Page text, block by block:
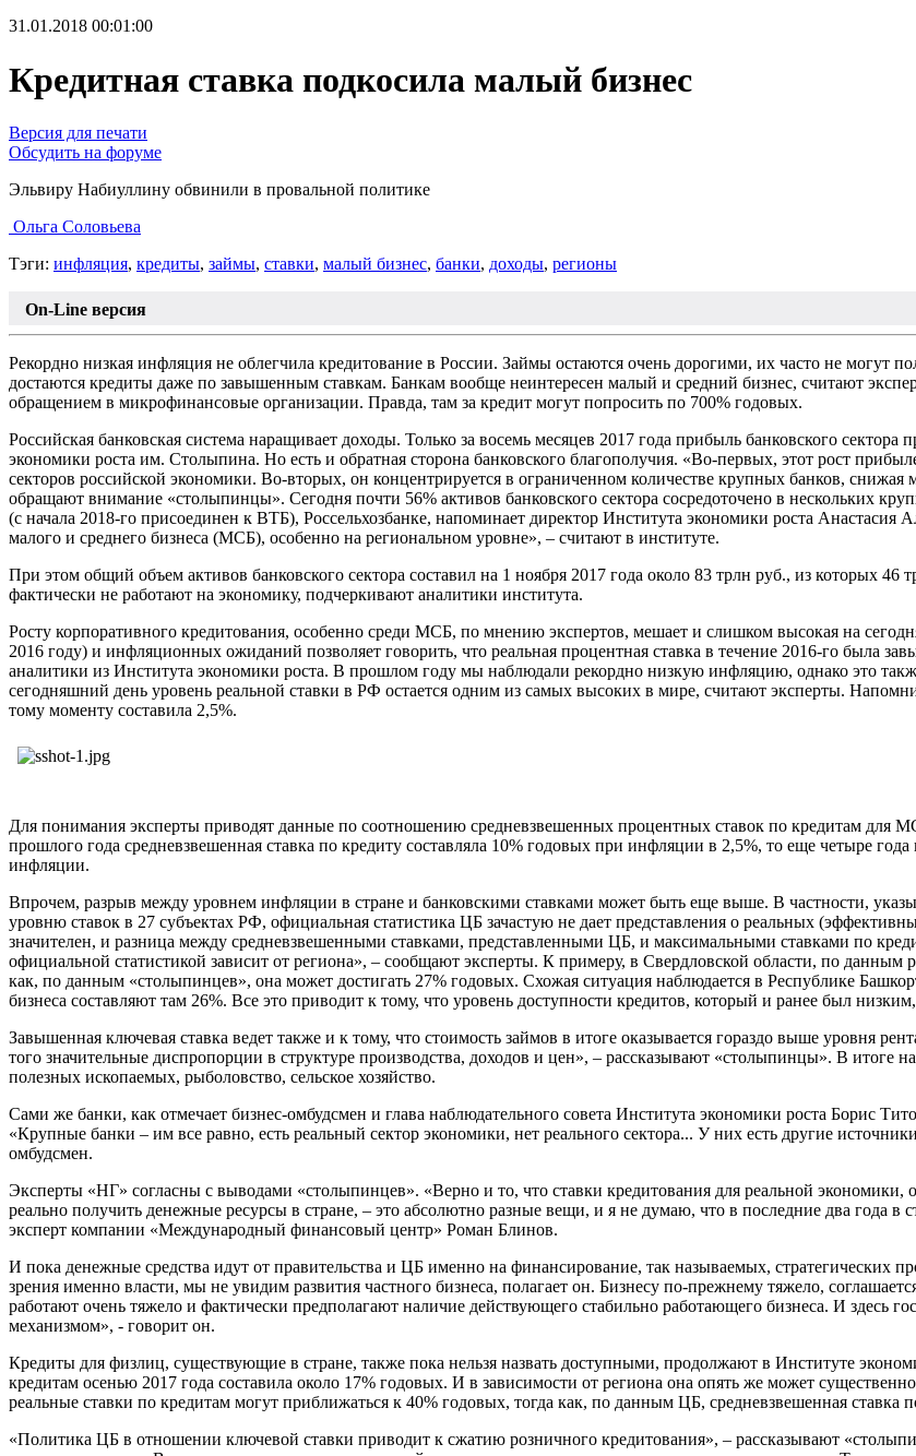
31.01.2018 00:01:00
Кредитная ставка подкосила малый бизнес
Версия для печати
Обсудить на форуме
Эльвиру Набиуллину обвинили в провальной политике
Ольга Соловьева
Тэги: инфляция, кредиты, займы, ставки, малый бизнес, банки, доходы, регионы
On-Line версия
Рекордно низкая инфляция не облегчила кредитование в России. Займы остаются очень дорогими, их часто не
достаются кредиты даже по завышенным ставкам. Банкам вообще неинтересен малый и средний бизнес, считают
обращением в микрофинансовые организации. Правда, там за кредит могут попросить по 700% годовых.
Российская банковская система наращивает доходы. Только за восемь месяцев 2017 года прибыль банковского
экономики роста им. Столыпина. Но есть и обратная сторона банковского благополучия. «Во-первых, этот рост
секторов российской экономики. Во-вторых, он концентрируется в ограниченном количестве крупных банков,
обращают внимание «столыпинцы». Сегодня почти 56% активов банковского сектора сосредоточено в нескольких
(с начала 2018-го присоединен к ВТБ), Россельхозбанке, напоминает директор Института экономики роста
малого и среднего бизнеса (МСБ), особенно на региональном уровне», – считают в институте.
При этом общий объем активов банковского сектора составил на 1 ноября 2017 года около 83 трлн руб., из которых
фактически не работают на экономику, подчеркивают аналитики института.
Росту корпоративного кредитования, особенно среди МСБ, по мнению экспертов, мешает и слишком высокая на
2016 году) и инфляционных ожиданий позволяет говорить, что реальная процентная ставка в течение 2016-го была
аналитики из Института экономики роста. В прошлом году мы наблюдали рекордно низкую инфляцию, однако это
сегодняшний день уровень реальной ставки в РФ остается одним из самых высоких в мире, считают эксперты.
тому моменту составила 2,5%.
Для понимания эксперты приводят данные по соотношению средневзвешенных процентных ставок по кредитам для
прошлого года средневзвешенная ставка по кредиту составляла 10% годовых при инфляции в 2,5%, то еще четыре
инфляции.
Впрочем, разрыв между уровнем инфляции в стране и банковскими ставками может быть еще выше. В частности,
уровню ставок в 27 субъектах РФ, официальная статистика ЦБ зачастую не дает представления о реальных
значителен, и разница между средневзвешенными ставками, представленными ЦБ, и максимальными ставками по
официальной статистикой зависит от региона», – сообщают эксперты. К примеру, в Свердловской области, по данным
как, по данным «столыпинцев», она может достигать 27% годовых. Схожая ситуация наблюдается в Республике
бизнеса составляют там 26%. Все это приводит к тому, что уровень доступности кредитов, который и ранее был
Завышенная ключевая ставка ведет также и к тому, что стоимость займов в итоге оказывается гораздо выше уровня
того значительные диспропорции в структуре производства, доходов и цен», – рассказывают «столыпинцы». В итоге
полезных ископаемых, рыболовство, сельское хозяйство.
Сами же банки, как отмечает бизнес-омбудсмен и глава наблюдательного совета Института экономики роста Борис
«Крупные банки – им все равно, есть реальный сектор экономики, нет реального сектора... У них есть другие
омбудсмен.
Эксперты «НГ» согласны с выводами «столыпинцев». «Верно и то, что ставки кредитования для реальной
реально получить денежные ресурсы в стране, – это абсолютно разные вещи, и я не думаю, что в последние два года в
эксперт компании «Международный финансовый центр» Роман Блинов.
И пока денежные средства идут от правительства и ЦБ именно на финансирование, так называемых, стратегических
зрения именно власти, мы не увидим развития частного бизнеса, полагает он. Бизнесу по-прежнему тяжело,
работают очень тяжело и фактически предполагают наличие действующего стабильно работающего бизнеса. И здесь
механизмом», - говорит он.
Кредиты для физлиц, существующие в стране, также пока нельзя назвать доступными, продолжают в Институте
кредитам осенью 2017 года составила около 17% годовых. И в зависимости от региона она опять же может
реальные ставки по кредитам могут приближаться к 40% годовых, тогда как, по данным ЦБ, средневзвешенная ставка
«Политика ЦБ в отношении ключевой ставки приводит к сжатию розничного кредитования», – рассказывают